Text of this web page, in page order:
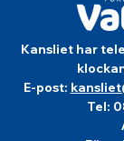
Kansliet har
E-post:
Tel: